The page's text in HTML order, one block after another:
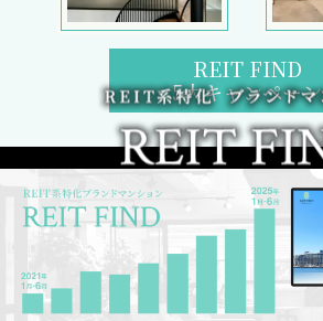
REIT FIND
5大キャンペーン